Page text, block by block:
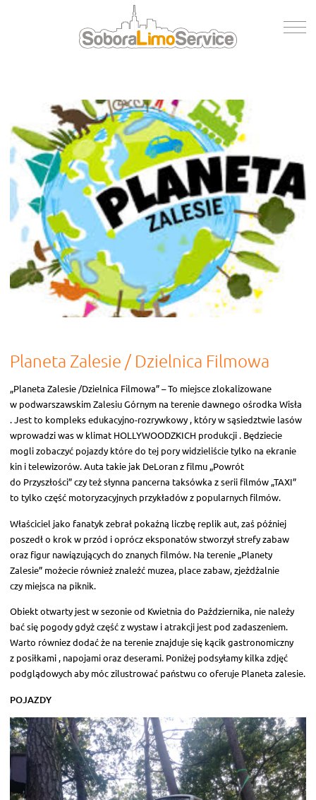
Flota
O nas
Blog
Referencje
Kontakt
Planeta Zalesie / Dzielnica Filmowa
„Planeta Zalesie /Dzielnica Filmowa” – To miejsce zlokalizowane
w podwarszawskim Zalesiu Górnym na terenie dawnego ośrodka Wisła
. Jest to kompleks edukacyjno-rozrywkowy , który w sąsiedztwie lasów
wprowadzi was w klimat HOLLYWOODZKICH produkcji . Będziecie
mogli zobaczyć pojazdy które do tej pory widzieliście tylko na ekranie
kin i telewizorów. Auta takie jak DeLoran z filmu „Powrót
do Przyszłości” czy też słynna pancerna taksówka z serii filmów „TAXI”
to tylko część motoryzacyjnych przykładów z popularnych filmów.
Właściciel jako fanatyk zebrał pokaźną liczbę replik aut, zaś później
poszedł o krok w przód i oprócz eksponatów stworzył strefy zabaw
oraz figur nawiązujących do znanych filmów. Na terenie „Planety
Zalesie” możecie również znaleźć muzea, place zabaw, zjeżdżalnie
czy miejsca na piknik.
Obiekt otwarty jest w sezonie od Kwietnia do Października, nie należy
bać się pogody gdyż część z wystaw i atrakcji jest pod zadaszeniem.
Warto równiez dodać że na terenie znajduje się kącik gastronomiczny
z posiłkami , napojami oraz deserami. Poniżej podsyłamy kilka zdjęć
podglądowych aby móc zilustrować państwu co oferuje Planeta zalesie.
POJAZDY